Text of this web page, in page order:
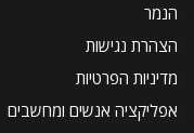
הנמר
הצהרת נגישות
מדיניות הפרטיות
אפליקציה אנשים ומחשבים